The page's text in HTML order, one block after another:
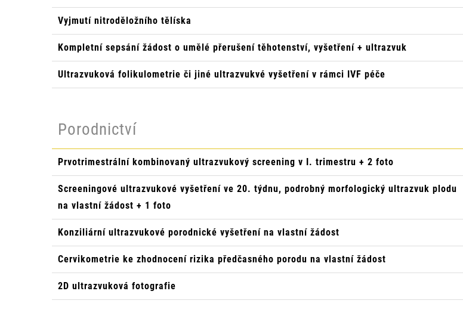
Vyjmutí nitroděložního tělíska
Kompletní sepsání žádost o umělé přerušení těhotenství, vyšetření + ultrazvuk
Ultrazvuková folikulometrie či jiné ultrazvukvé vyšetření v rámci IVF péče
Porodnictví
Prvotrimestrální kombinovaný ultrazvukový screening v I. trimestru + 2 foto
Screeningové ultrazvukové vyšetření ve 20. týdnu, podrobný morfologický ultrazvuk plodu
na vlastní žádost + 1 foto
Konziliární ultrazvukové porodnické vyšetření na vlastní žádost
Cervikometrie ke zhodnocení rizika předčasného porodu na vlastní žádost
2D ultrazvuková fotografie